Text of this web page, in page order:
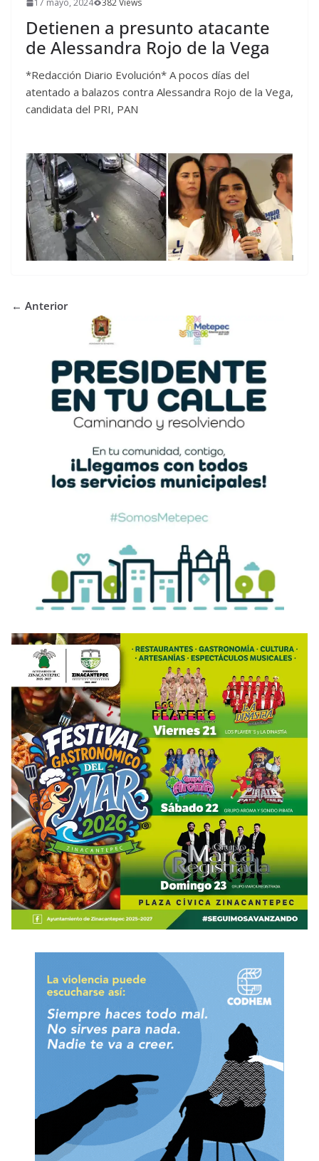
17 mayo, 2024 382 Views
Detienen a presunto atacante
de Alessandra Rojo de la Vega
*Redacción Diario Evolución* A pocos días del
atentado a balazos contra Alessandra Rojo de la Vega,
candidata del PRI, PAN
← Anterior